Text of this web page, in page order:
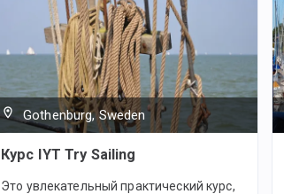
Gothenburg, Sweden
Курс IYT Try Sailing
Это увлекательный практический курс,